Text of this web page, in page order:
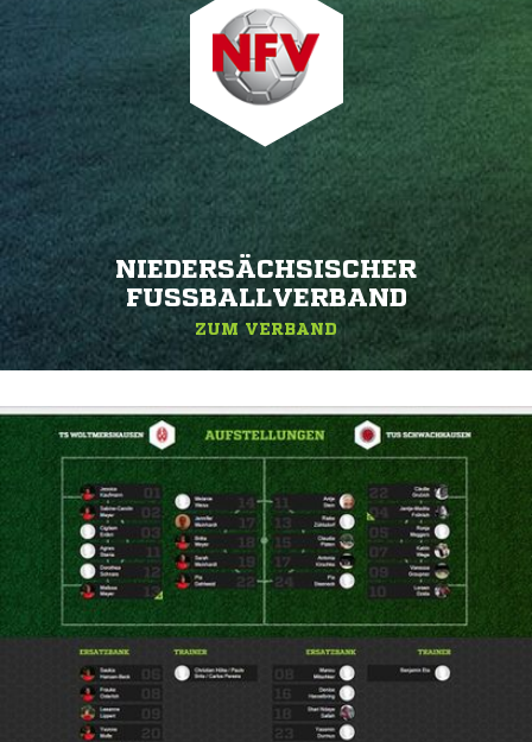
NIEDERSÄCHSISCHER
FUSSBALLVERBAND
ZUM VERBAND